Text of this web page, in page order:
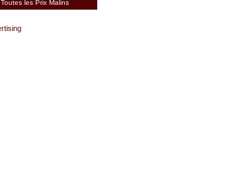
Toutes les Prix Malins